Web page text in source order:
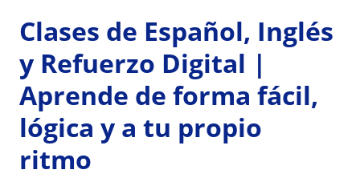
Clases de Español, Inglés
y Refuerzo Digital |
Aprende de forma fácil,
lógica y a tu propio
ritmo